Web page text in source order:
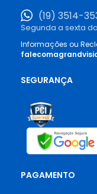
(19) 3514-
Segunda a sexta
Informações ou
SEGURANÇA
PAGAMENTO